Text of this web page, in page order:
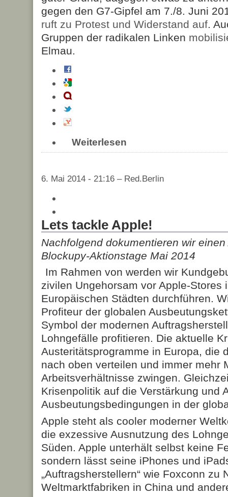
gegen den G7-Gipfel am 7./8. Juni
ruft zu Protest und Widerstand auf.
Gruppen der radikalen Linken
Elmau.
Weiterlesen
6. Mai 2014 - 21:16 – Red.Berlin
Lets tackle Apple!
Nachfolgend dokumentieren wir
Blockupy-Aktionstage Mai 2014
Im Rahmen von werden wir
zivilen Ungehorsam vor Apple-Stores
Europäischen Städten durchführen.
Profiteur der globalen
Symbol der modernen
Lohngefälle profitieren. Die aktuelle
Austeritätsprogramme in Europa, die
nach oben verteilen und immer mehr
Arbeitsverhältnisse zwingen.
Krisenpolitik auf die Verstärkung und
Ausbeutungsbedingungen in der
Apple steht als cooler moderner
die exzessive Ausnutzung des
Süden. Apple unterhält selbst keine
sondern lässt seine iPhones und
„Auftragsherstellern“ wie Foxconn zu
Weltmarktfabriken in China und